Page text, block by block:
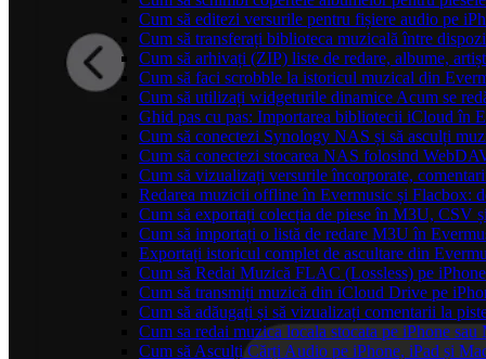
Cum să editezi versurile pentru fișiere audio pe
Cum să transferați biblioteca muzicală între
Cum să arhivați (ZIP) liste de redare, albume,
Cum să faci scrobble la istoricul muzical din
Cum să utilizați widgeturile dinamice Acum se
Ghid pas cu pas: Importarea bibliotecii iCloud în
Cum să conectezi Synology NAS și să asculți
Cum să conectezi stocarea NAS folosind
Cum să vizualizați versurile încorporate,
Redarea muzicii offline în Evermusic și Flacbox:
Cum să exportați colecția de piese în M3U, CSV
Cum să importați o listă de redare M3U în
Exportați istoricul complet de ascultare din
Cum să Redai Muzică FLAC (Lossless) pe
Cum să transmiți muzică din iCloud Drive pe
Cum să adăugați și să vizualizați comentarii la
Cum sa redai muzica locala stocata pe iPhone sau
Cum să Asculți Cărți Audio pe iPhone, iPad și